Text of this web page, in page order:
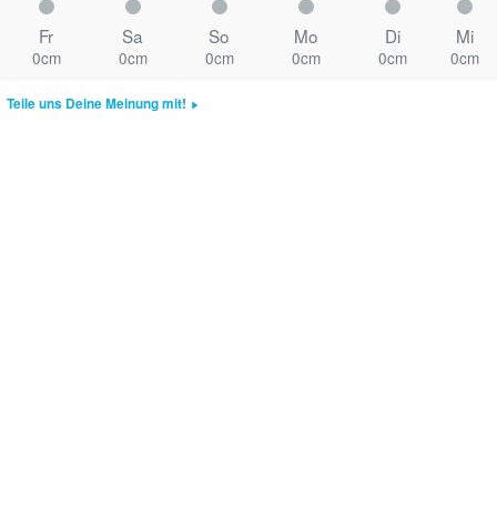
Fr Sa So Mo Di Mi
0cm 0cm 0cm 0cm 0cm 0cm
Teile uns Deine Meinung mit!